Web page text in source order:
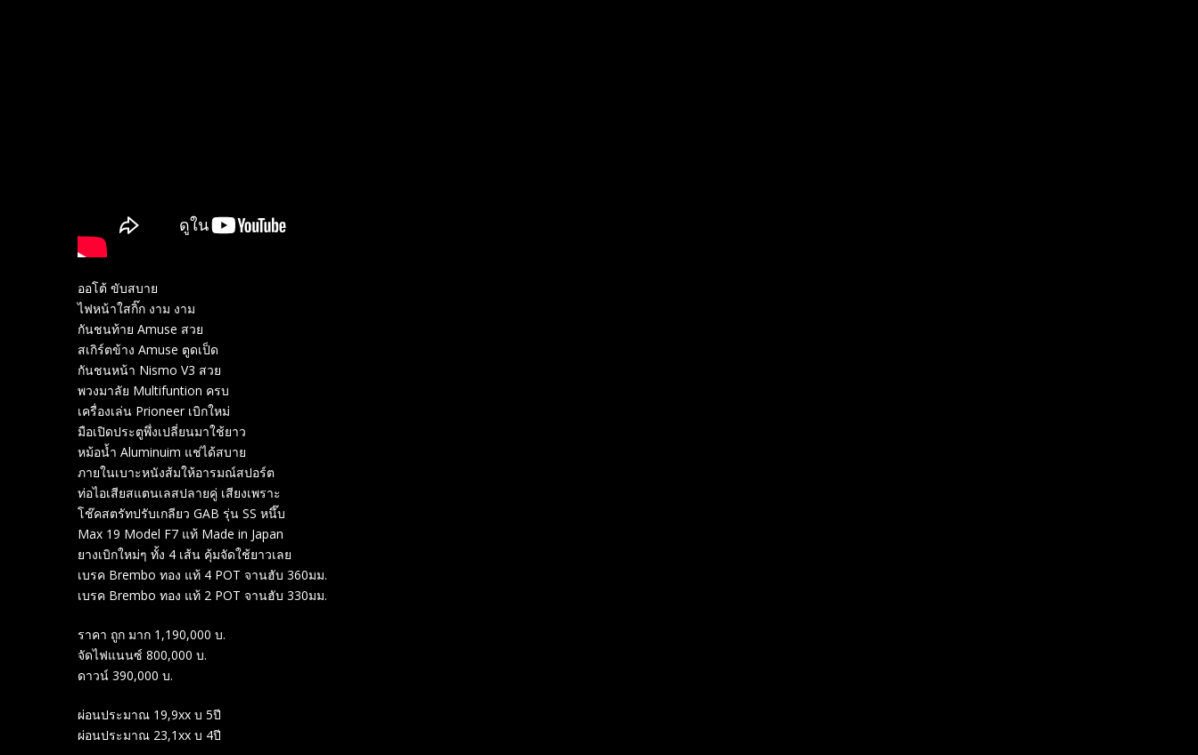
ออโต้ ขับสบาย
ไฟหน้าใสกิ๊ก งาม งาม
กันชนท้าย Amuse สวย
สเกิร์ต​ข้าง​ Amuse ตูดเป็ด
กันชนหน้า Nismo V3 สวย
พวงมาลัย Multifuntion ครบ
เครื่องเล่น Prioneer เบิกใหม่
มือเปิดประตูพึ่งเปลี่ยนมาใช้ยาว
หม้อน้ำ Aluminuim แช่ได้สบาย
ภายในเบาะหนังส้มให้อารมณ์สปอร์ต
ท่อไอเสียสแตนเลสปลายคู่ เสียงเพราะ
โช๊คสตรัทปรับเกลียว GAB รุ่น SS หนึ๊บ
Max 19 Model F7 แท้ Made in Japan
ยางเบิกใหม่ๆ ทั้ง 4 เส้น คุ้มจัดใช้ยาวเลย
เบรค Brembo ทอง แท้ 4 POT จานฮับ 360มม.
เบรค Brembo ทอง แท้ 2 POT จานฮับ 330มม.
ราคา ถูก มาก 1,190,000 บ.
จัดไฟแนนซ์ 800,000 บ.
ดาวน์ 390,000 บ.
ผ่อนประมาณ 19,9xx บ 5ปี
ผ่อนประมาณ 23,1xx บ 4ปี